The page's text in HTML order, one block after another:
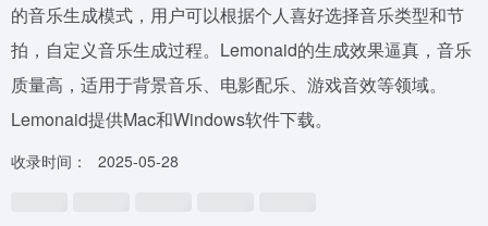
的音乐生成模式，用户可以根据个人喜好选择音乐类型和节
拍，自定义音乐生成过程。Lemonaid的生成效果逼真，音乐
质量高，适用于背景音乐、电影配乐、游戏音效等领域。
Lemonaid提供Mac和Windows软件下载。
收录时间： 2025-05-28